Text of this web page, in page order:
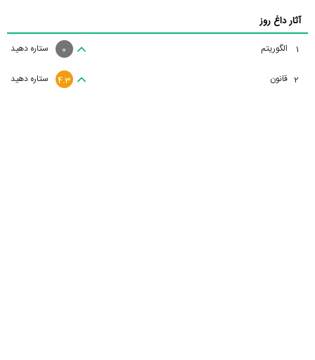
آثار داغ روز
1 الگوریتم ستاره دهید 0
2 قانون ستاره دهید 4.3